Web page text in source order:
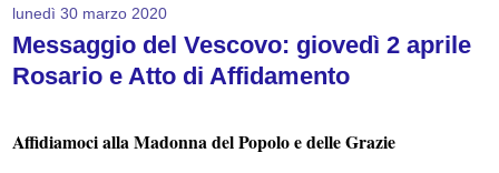
lunedì 30 marzo 2020
Messaggio del Vescovo: giovedì 2 aprile
Rosario e Atto di Affidamento
Affidiamoci alla Madonna del Popolo e delle Grazie